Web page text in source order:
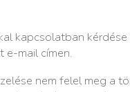
kapcsolatban
mail címen.
nem felel meg a